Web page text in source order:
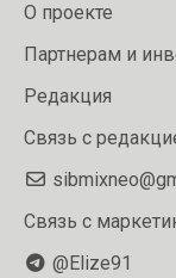
О проекте
Партнерам и
Редакция
Связь с
Связь с
@Elize91